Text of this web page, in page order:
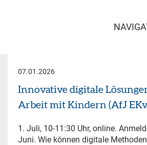
07.01.2026
Innovative digitale
Arbeit mit Kindern (AfJ
1. Juli, 10-11:30 Uhr, online.
Juni. Wie können digitale